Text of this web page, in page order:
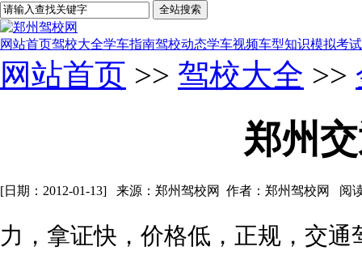
网站首页驾校大全学车指南驾校动态学车视频车型知识模拟考试
网站首页 >> 驾校大全 >>
郑州
[日期：2012-01-13] 来源：郑州驾校网 作者：郑州驾校网 阅
力，拿证快，价格低，正规，交